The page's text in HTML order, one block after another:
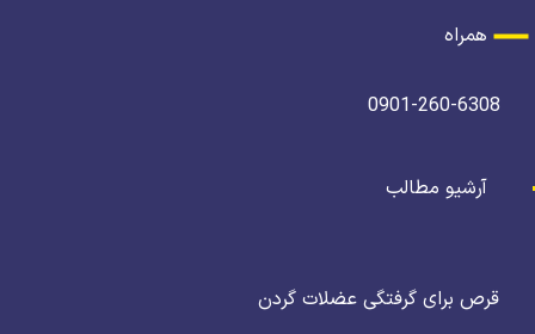
همراه
0901-260-6308
آرشیو مطالب
قرص برای گرفتگی عضلات گردن